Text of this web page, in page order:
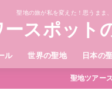
聖地の旅が私を変えた！思うまま
ースポット
ル 世界の聖地 日本の
聖地ツアー